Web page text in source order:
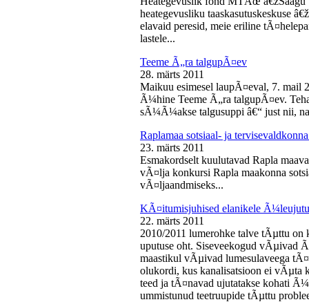
heategevusliku taaskasutuskeskuse
elavaid peresid, meie eriline
lastele...
Teeme Ã„ra talgupÃ¤ev
28. märts 2011
Maikuu esimesel laupÃ¤eval, 7.
Ã¼hine Teeme Ã„ra talgupÃ¤ev.
sÃ¼Ã¼akse talgusuppi â€“ just nii,
Raplamaa sotsiaal- ja
23. märts 2011
Esmakordselt kuulutavad Rapla
vÃ¤lja konkursi Rapla maakonna
vÃ¤ljaandmiseks...
KÃ¤itumisjuhised elanikele
22. märts 2011
2010/2011 lumerohke talve tÃµttu on
uputuse oht. Siseveekogud vÃµivad
maastikul vÃµivad lumesulaveega
olukordi, kus kanalisatsioon ei vÃµta
teed ja tÃ¤navad ujutatakse kohati
ummistunud teetruupide tÃµttu